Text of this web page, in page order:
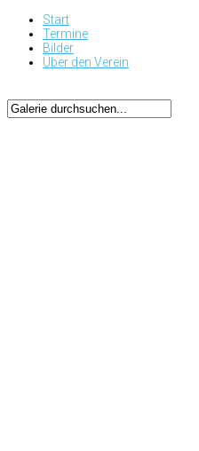
Start
Termine
Bilder
Über den Verein